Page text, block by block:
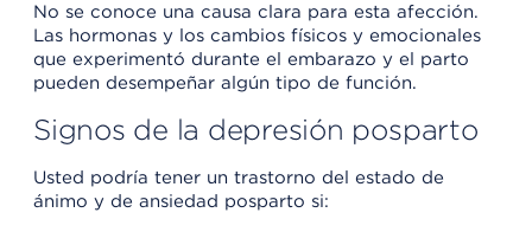
No se conoce una causa clara para esta afección.
Las hormonas y los cambios físicos y emocionales
que experimentó durante el embarazo y el parto
pueden desempeñar algún tipo de función.
Signos de la depresión posparto
Usted podría tener un trastorno del estado de
ánimo y de ansiedad posparto si: